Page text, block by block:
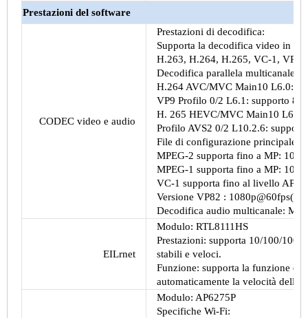
Prestazioni del software
CODEC video e audio
Prestazioni di decodifica:
Supporta la decodifica video in
H.263, H.264, H.265, VC-1,
Decodifica parallela multicanale,
H.264 AVC/MVC Main10 L6.0:
VP9 Profilo 0/2 L6.1: supporto
H. 265 HEVC/MVC Main10 L6.1:
Profilo AVS2 0/2 L10.2.6:
File di configurazione principale
MPEG-2 supporta fino a MP:
MPEG-1 supporta fino a MP:
VC-1 supporta fino al livello AP
Versione VP82 :
Decodifica audio multicanale:
EILrnet
Modulo: RTL8111HS
Prestazioni: supporta 10/100/
stabili e veloci.
Funzione: supporta la funzione di
automaticamente la velocità della
Modulo: AP6275P
Specifiche Wi-Fi: